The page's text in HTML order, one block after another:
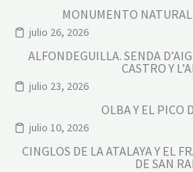
MONUMENTO
julio 26, 2026
ALFONDEGUILLA. SENDA
CASTRO Y
julio 23, 2026
OLBA Y EL PICO
julio 10, 2026
CINGLOS DE LA ATALAYA Y EL
DE SAN